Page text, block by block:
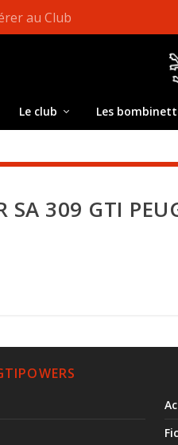
au Club
Le club Les
SA 309 GTI